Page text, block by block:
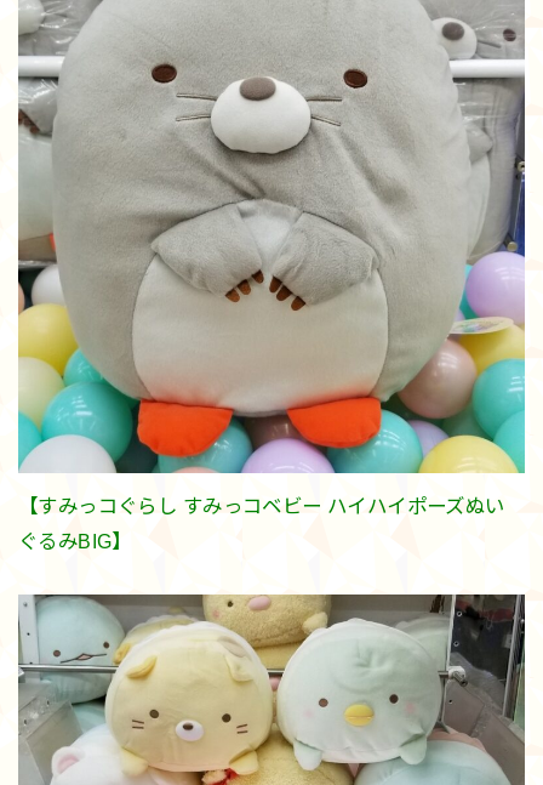
【すみっコぐらし すみっコベビー ハイハイポーズぬい
ぐるみBIG】